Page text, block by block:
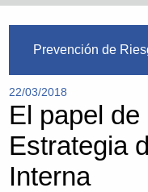
Prevención de
22/03/2018
El papel
Estrategia
Interna